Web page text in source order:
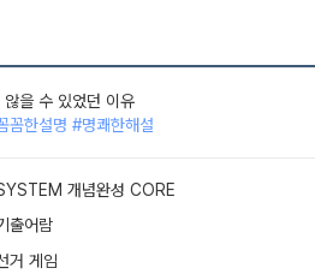
을 수 있었던 이유
꼼한설명 #명쾌한해설
유설.
한설명 #노베도가능
개념완성 CORE
출어람
거 게임